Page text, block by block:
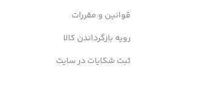
قوانین و مقررات
رویه بازگرداندن کالا
ثبت شکایات در سایت